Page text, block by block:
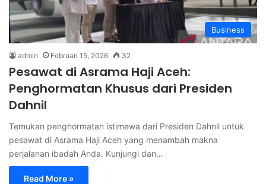
Business
admin Februari 15, 2026 32
Pesawat di Asrama Haji Aceh:
Penghormatan Khusus dari Presiden
Dahnil
Temukan penghormatan istimewa dari Presiden Dahnil untuk
pesawat di Asrama Haji Aceh yang menambah makna
perjalanan ibadah Anda. Kunjungi dan…
Read More »